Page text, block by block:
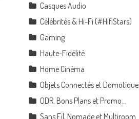
Casques Audio
Célébrités & Hi-Fi (#HifiStars)
Gaming
Haute-Fidélité
Home Cinéma
Objets Connectés et Domotique
ODR, Bons Plans et Promo…
Sans Fil, Nomade et Multiroom